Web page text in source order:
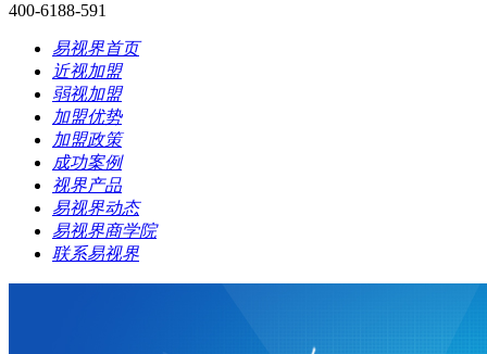
400-6188-591
易视界首页
近视加盟
弱视加盟
加盟优势
加盟政策
成功案例
视界产品
易视界动态
易视界商学院
联系易视界